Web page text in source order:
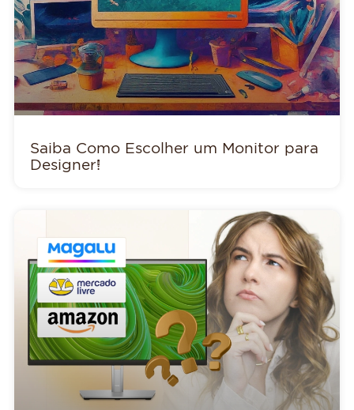
Saiba Como Escolher um Monitor para
Designer!